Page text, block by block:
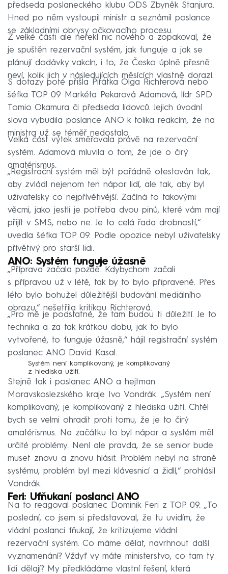
předseda poslaneckého klubu ODS Zbyněk Stanjura.
Hned po něm vystoupil ministr a seznámil poslance
se základními obrysy očkovacího procesu.
Z velké části ale neřekl nic nového a zopakoval, že
je spuštěn rezervační systém, jak funguje a jak se
plánují dodávky vakcín, i to, že Česko úplně přesně
neví, kolik jich v následujících měsících vlastně dorazí.
S dotazy poté přišla Pirátka Olga Richterová nebo
šéfka TOP 09 Markéta Pekarová Adamová, lídr SPD
Tomio Okamura či předseda lidovců. Jejich úvodní
slova vybudila poslance ANO k tolika reakcím, že na
ministra už se téměř nedostalo.
Velká část výtek směřovala právě na rezervační
systém. Adamová mluvila o tom, že jde o čirý
amatérismus.
„Registrační systém měl být pořádně otestován tak,
aby zvládl nejenom ten nápor lidí, ale tak, aby byl
uživatelsky co nejpřívětivější. Začíná to takovými
věcmi, jako jestli je potřeba dvou pinů, které vám mají
přijít v SMS, nebo ne. Je to celá řada drobností,“
uvedla šéfka TOP 09. Podle opozice nebyl uživatelsky
přívětivý pro starší lidi.
ANO: Systém funguje úžasně
„Příprava začala pozdě. Kdybychom začali
s přípravou už v létě, tak by to bylo připravené. Přes
léto bylo bohužel důležitější budování mediálního
obrazu,“ nešetřila kritikou Richterová.
„Pro mě je podstatné, že tam budou ti důležití. Je to
technika a za tak krátkou dobu, jak to bylo
vytvořené, to funguje úžasně,“ hájil registrační systém
poslanec ANO David Kasal.
Systém není komplikovaný, je komplikovaný
z hlediska užití.
Stejně tak i poslanec ANO a hejtman
Moravskoslezského kraje Ivo Vondrák. „Systém není
komplikovaný, je komplikovaný z hlediska užití. Chtěl
bych se velmi ohradit proti tomu, že je to čirý
amatérismus. Na začátku to byl nápor a systém měl
určité problémy. Není ale pravda, že se senior bude
muset znovu a znovu hlásit. Problém nebyl na straně
systému, problém byl mezi klávesnicí a židlí,“ prohlásil
Vondrák.
Feri: Ufňukaní poslanci ANO
Na to reagoval poslanec Dominik Feri z TOP 09. „To
poslední, co jsem si představoval, že tu uvidím, že
vládní poslanci fňukají, že kritizujeme vládní
rezervační systém. Co máme dělat, navrhnout další
vyznamenání? Vždyť vy máte ministerstvo, co tam ty
lidi dělají? My předkládáme vlastní řešení, která